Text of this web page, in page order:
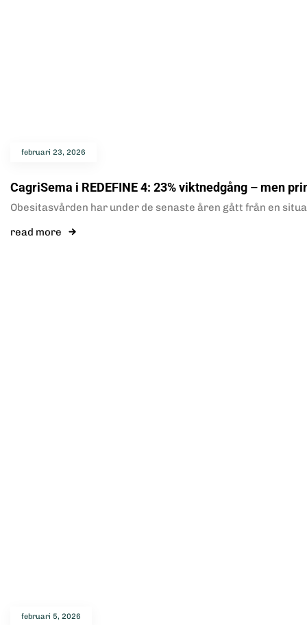
februari 23, 2026
CagriSema i REDEFINE 4: 23% viktnedgång – men
Obesitasvården har under de senaste åren gått från en
read more
februari 5, 2026